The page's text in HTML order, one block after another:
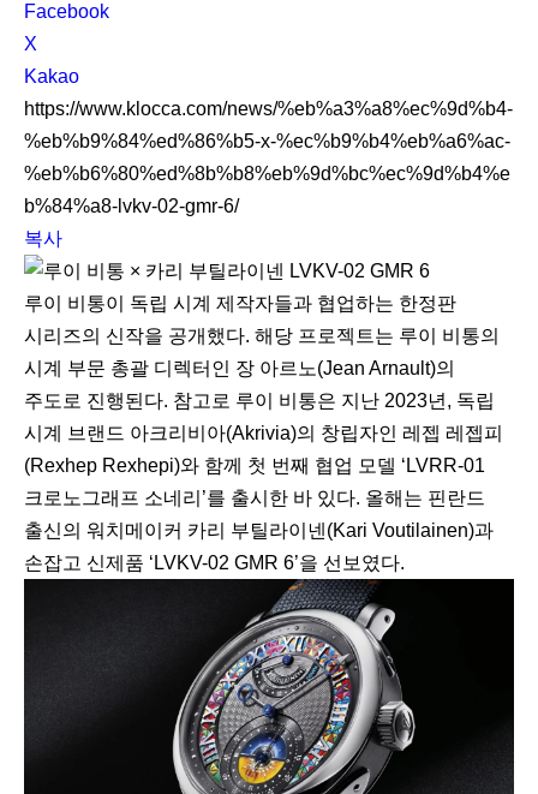
S
N
S
S
h
a
r
e
Facebook
X
Kakao
https://www.klocca.com/news/%eb%a3%a8%ec%9d%b4-
%eb%b9%84%ed%86%b5-x-%ec%b9%b4%eb%a6%ac-
%eb%b6%80%ed%8b%b8%eb%9d%bc%ec%9d%b4%e
b%84%a8-lvkv-02-gmr-6/
복사
루이 비통이 독립 시계 제작자들과 협업하는 한정판
시리즈의 신작을 공개했다. 해당 프로젝트는 루이 비통의
시계 부문 총괄 디렉터인 장 아르노(Jean Arnault)의
주도로 진행된다. 참고로 루이 비통은 지난 2023년, 독립
시계 브랜드 아크리비아(Akrivia)의 창립자인 레젭 레젭피
(Rexhep Rexhepi)와 함께 첫 번째 협업 모델 ‘LVRR-01
크로노그래프 소네리’를 출시한 바 있다. 올해는 핀란드
출신의 워치메이커 카리 부틸라이넨(Kari Voutilainen)과
손잡고 신제품 ‘LVKV-02 GMR 6’을 선보였다.